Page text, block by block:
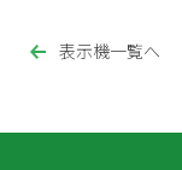
表示機一覧へ